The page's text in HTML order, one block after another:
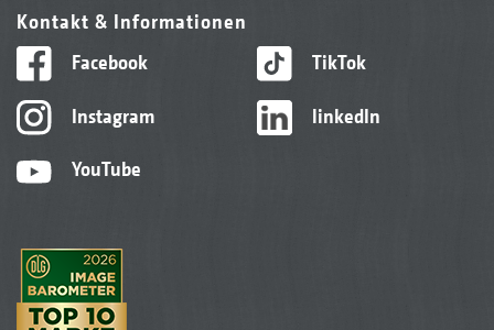
Kontakt & Informationen
Facebook
Instagram
YouTube
TikTok
linkedIn